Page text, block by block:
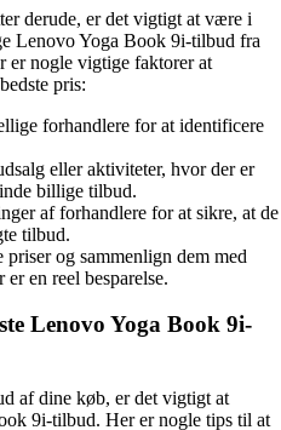
derude, er det vigtigt at være i
Lenovo Yoga Book 9i-tilbud fra
er nogle vigtige faktorer at
pris:
forhandlere for at identificere
eller aktiviteter, hvor der er
billige tilbud.
af forhandlere for at sikre, at de
tilbud.
og sammenlign dem med
en reel besparelse.
Lenovo Yoga Book 9i-
af dine køb, er det vigtigt at
9i-tilbud. Her er nogle tips til at